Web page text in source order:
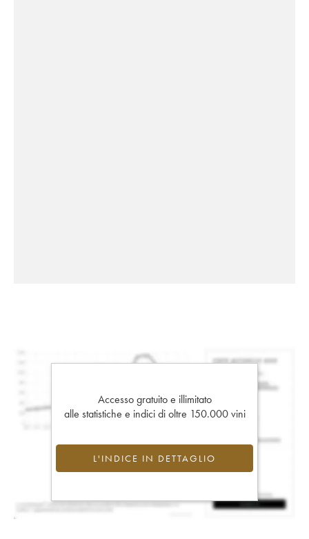
Accesso gratuito e illimitato
alle statistiche e indici di oltre 150.000 vini
L'INDICE IN DETTAGLIO